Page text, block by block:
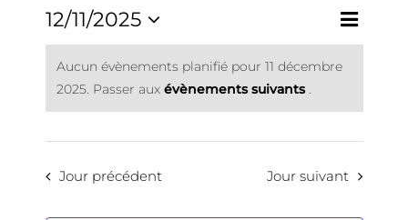
par
de
Jour
12/11/2025
Sélectionnez
une
Aucun évènements planifié pour 11 décembre
2025. Passer aux évènements suivants .
Jour précédent Jour suivant